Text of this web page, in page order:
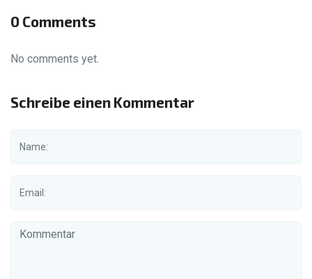
0 Comments
No comments yet.
Schreibe einen Kommentar